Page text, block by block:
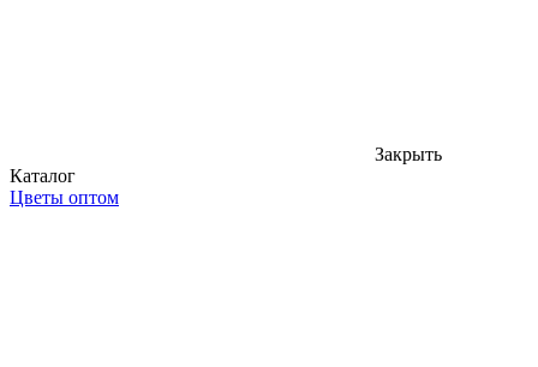
Закрыть
Каталог
Цветы оптом